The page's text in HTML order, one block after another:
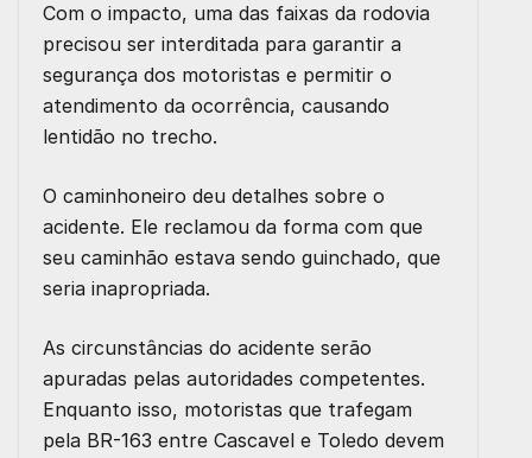
Com o impacto, uma das faixas da rodovia
precisou ser interditada para garantir a
segurança dos motoristas e permitir o
atendimento da ocorrência, causando
lentidão no trecho.
O caminhoneiro deu detalhes sobre o
acidente. Ele reclamou da forma com que
seu caminhão estava sendo guinchado, que
seria inapropriada.
As circunstâncias do acidente serão
apuradas pelas autoridades competentes.
Enquanto isso, motoristas que trafegam
pela BR-163 entre Cascavel e Toledo devem